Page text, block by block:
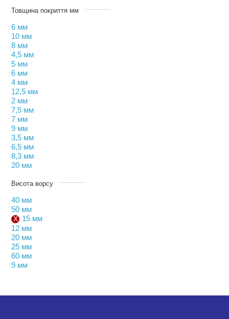
Товщина покриття мм
6 мм
10 мм
8 мм
4,5 мм
5 мм
6 мм
4 мм
12,5 мм
2 мм
7,5 мм
7 мм
9 мм
3,5 мм
6,5 мм
8,3 мм
20 мм
Висота ворсу
40 мм
50 мм
15 мм
12 мм
20 мм
25 мм
60 мм
9 мм